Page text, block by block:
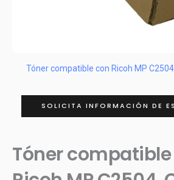
Tóner compatible con Ricoh MP
SOLICITA INFORMACIÓN DE
Tóner